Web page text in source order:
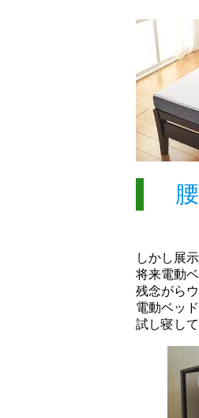
しかし展
将来電動
残念がら
電動ベッ
試し寝し